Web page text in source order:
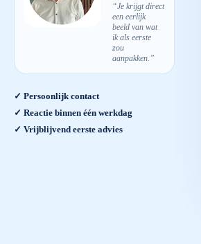
“Je krijgt direct
een eerlijk
beeld van wat
ik als eerste
zou
aanpakken.”
✓ Persoonlijk contact
✓ Reactie binnen één werkdag
✓ Vrijblijvend eerste advies